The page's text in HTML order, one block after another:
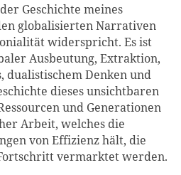
Geschichte meines
globalisierten Narrativen
widerspricht. Es ist
Ausbeutung, Extraktion,
dualistischem Denken und
dieses unsichtbaren
und Generationen
Arbeit, welches die
von Effizienz hält, die
vermarktet werden.